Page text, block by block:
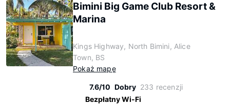
Bimini Big Game Club Resort &
Marina
Kings Highway, North Bimini, Alice
Town, BS
Pokaż mapę
7.6/10 Dobry 233 recenzji
Bezpłatny Wi-Fi